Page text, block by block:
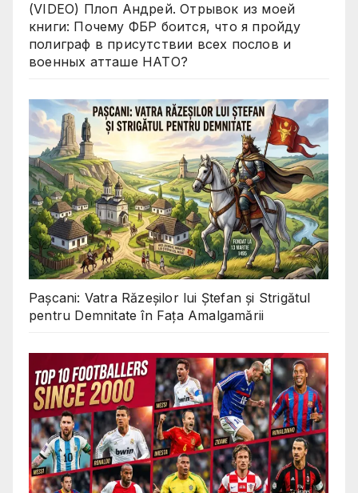
(VIDEO) Плоп Андрей. Отрывок из моей
книги: Почему ФБР боится, что я пройду
полиграф в присутствии всех послов и
военных атташе НАТО?
Pașcani: Vatra Răzeșilor lui Ștefan și Strigătul
pentru Demnitate în Fața Amalgamării